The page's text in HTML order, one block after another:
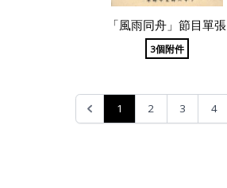
「風雨同舟」節目單張
3個附件
1 2 3 4